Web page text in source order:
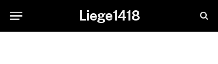
Liege1418